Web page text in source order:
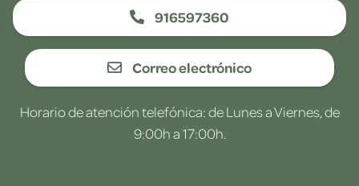
916597360
Correo electrónico
Horario de atención telefónica: de Lunes a Viernes, de
9:00h a 17:00h.